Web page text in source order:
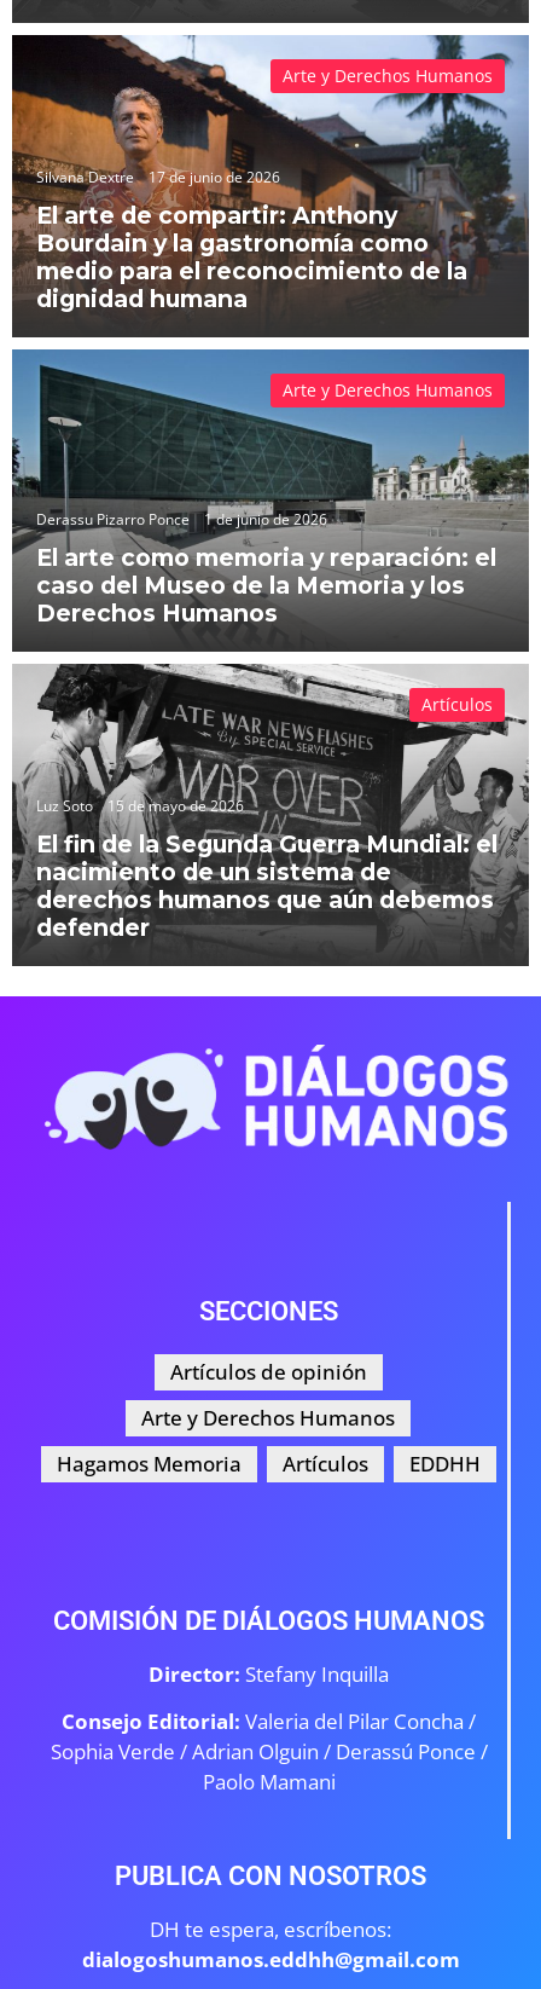
Silvana Dextre 17 de junio de 2026
El arte de compartir: Anthony
Bourdain y la gastronomía como
medio para el reconocimiento de la
dignidad humana
Arte y Derechos Humanos
Derassu Pizarro Ponce 1 de junio de 2026
El arte como memoria y reparación: el
caso del Museo de la Memoria y los
Derechos Humanos
Arte y Derechos Humanos
Luz Soto 15 de mayo de 2026
El fin de la Segunda Guerra Mundial: el
nacimiento de un sistema de
derechos humanos que aún debemos
defender
Artículos
SECCIONES
Artículos de opinión
Arte y Derechos Humanos
Hagamos Memoria
Artículos EDDHH
COMISIÓN DE DIÁLOGOS HUMANOS
Director: Stefany Inquilla
Consejo Editorial: Valeria del Pilar Concha /
Sophia Verde /Adrian Olguin / Derassú Ponce /
Paolo Mamani
PUBLICA CON NOSOTROS
DH te espera, escríbenos:
dialogoshumanos.eddhh@gmail.com